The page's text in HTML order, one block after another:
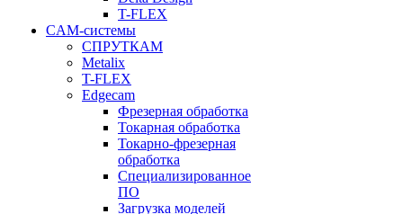
T-FLEX
CAM-системы
СПРУТКAM
Metalix
T-FLEX
Edgecam
Фрезерная обработка
Токарная обработка
Токарно-фрезерная
обработка
Специализированное
ПО
Загрузка моделей